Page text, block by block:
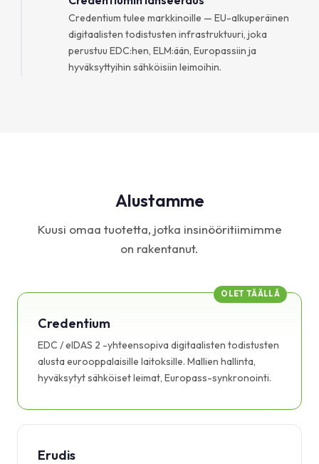
Credentium tulee markkinoille — EU-alkuperäinen
digitaalisten todistusten infrastruktuuri, joka
perustuu EDC:hen, ELM:ään, Europassiin ja
hyväksyttyihin sähköisiin leimoihin.
Alustamme
Kuusi omaa tuotetta, jotka insinööritiimimme
on rakentanut.
OLET TÄÄLLÄ
Credentium
EDC / eIDAS 2 -yhteensopiva digitaalisten todistusten
alusta eurooppalaisille laitoksille. Mallien hallinta,
hyväksytyt sähköiset leimat, Europass-synkronointi.
Erudis